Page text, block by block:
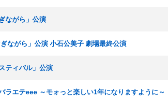
ながら」公演
ながら」公演 小石公美子 劇場最終公演
ティバル」公演
エテeee ～モォっと楽しい1年になりますように～